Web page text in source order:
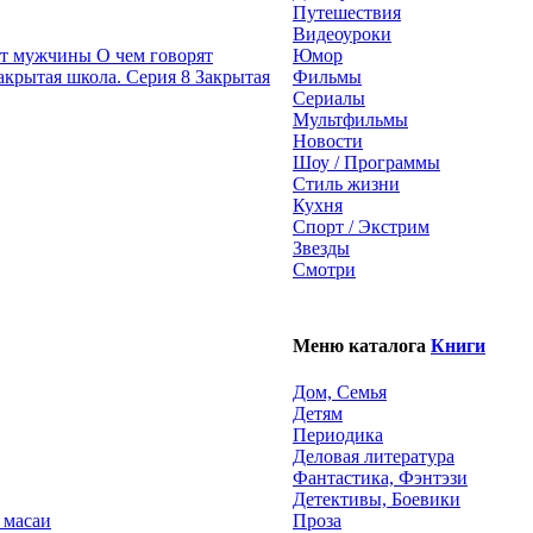
О чем говорят
Закрытая
Путешествия
Видеоуроки
Юмор
Фильмы
Сериалы
Мультфильмы
Новости
Шоу / Программы
Стиль жизни
Кухня
Спорт / Экстрим
Звезды
Смотри
масаи
Меню каталога Книги
Дом, Семья
Детям
Периодика
Деловая литература
Фантастика, Фэнтэзи
Детективы, Боевики
Проза